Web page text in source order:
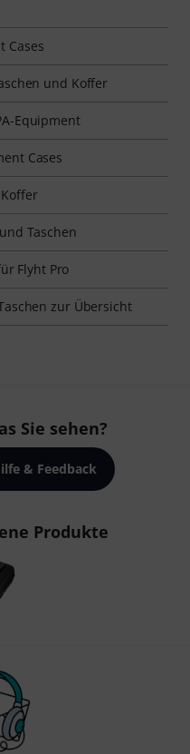
Cases
und Koffer
Equipment
Cases
Taschen
Flyht Pro
zur Übersicht
Sie sehen?
& Feedback
Produkte